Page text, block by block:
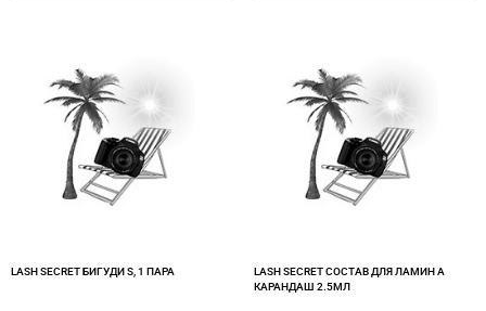
LASH SECRET БИГУДИ S, 1 ПАРА
LASH SECRET СОСТАВ ДЛЯ ЛАМИН A
КАРАНДАШ 2.5МЛ